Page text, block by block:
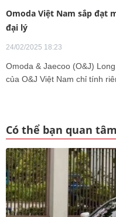
Omoda Việt Nam sắp đạt
đại lý
24/02/2025 18:23
Omoda & Jaecoo (O&J)
của O&J Việt Nam chỉ tính
Có thể bạn quan tâm